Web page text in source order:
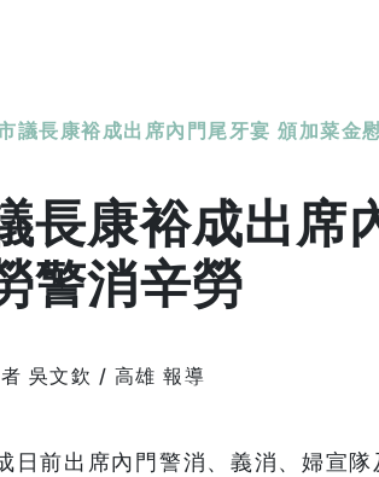
議長康裕成出席內門尾牙宴 頒加菜金
長康裕成出席
警消辛勞
吳文欽 / 高雄 報導
日前出席內門警消、義消、婦宣